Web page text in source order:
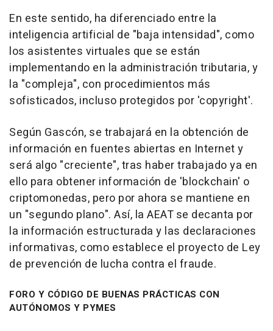
En este sentido, ha diferenciado entre la
inteligencia artificial de "baja intensidad", como
los asistentes virtuales que se están
implementando en la administración tributaria, y
la "compleja", con procedimientos más
sofisticados, incluso protegidos por 'copyright'.
Según Gascón, se trabajará en la obtención de
información en fuentes abiertas en Internet y
será algo "creciente", tras haber trabajado ya en
ello para obtener información de 'blockchain' o
criptomonedas, pero por ahora se mantiene en
un "segundo plano". Así, la AEAT se decanta por
la información estructurada y las declaraciones
informativas, como establece el proyecto de Ley
de prevención de lucha contra el fraude.
FORO Y CÓDIGO DE BUENAS PRÁCTICAS CON
AUTÓNOMOS Y PYMES